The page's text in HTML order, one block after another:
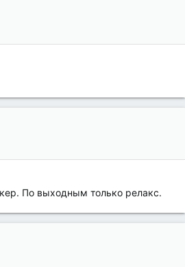
По выходным только релакс.